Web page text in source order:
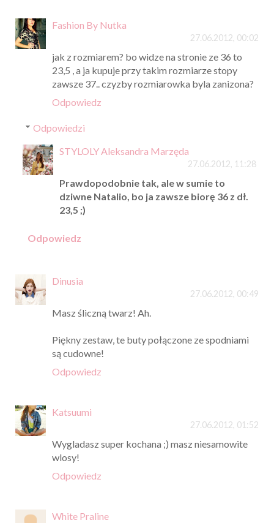
Fashion By Nutka
27.06.2012, 00:02
jak z rozmiarem? bo widze na stronie ze 36 to
23,5 , a ja kupuje przy takim rozmiarze stopy
zawsze 37.. czyzby rozmiarowka byla zanizona?
Odpowiedz
Odpowiedzi
STYLOLY Aleksandra Marzęda
27.06.2012, 11:28
Prawdopodobnie tak, ale w sumie to
dziwne Natalio, bo ja zawsze biorę 36 z dł.
23,5 ;)
Odpowiedz
Dinusia
27.06.2012, 00:49
Masz śliczną twarz! Ah.
Piękny zestaw, te buty połączone ze spodniami
są cudowne!
Odpowiedz
Katsuumi
27.06.2012, 01:52
Wygladasz super kochana ;) masz niesamowite
wlosy!
Odpowiedz
White Praline